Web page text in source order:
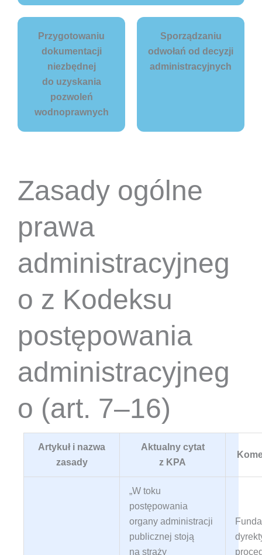
Przygotowaniu
dokumentacji
niezbędnej
do uzyskania
pozwoleń
wodnoprawnych
Sporządzaniu
odwołań od decyzji
administracyjnych
Zasady ogólne
prawa
administracyjneg
o z Kodeksu
postępowania
administracyjneg
o (art. 7–16)
Artykuł i nazwa
zasady
Aktualny cytat
z KPA
„W toku
postępowania
organy administracji
publicznej stoją
na straży